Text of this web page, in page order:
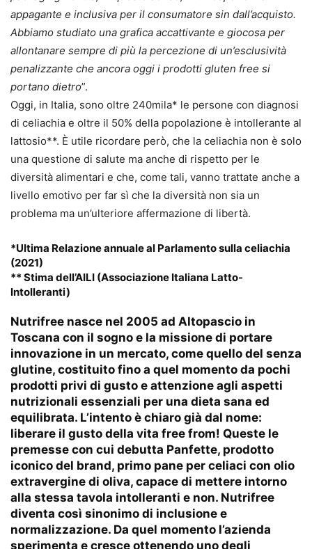
appagante e inclusiva per il consumatore sin dall’acquisto.
Abbiamo studiato una grafica accattivante e giocosa per
allontanare sempre di più la percezione di un’esclusività
penalizzante che ancora oggi i prodotti gluten free si
portano dietro”.
Oggi, in Italia, sono oltre 240mila* le persone con diagnosi
di celiachia e oltre il 50% della popolazione è intollerante al
lattosio**. È utile ricordare però, che la celiachia non è solo
una questione di salute ma anche di rispetto per le
diversità alimentari e che, come tali, vanno trattate anche a
livello emotivo per far sì che la diversità non sia un
problema ma un’ulteriore affermazione di libertà.
*Ultima Relazione annuale al Parlamento sulla celiachia
(2021)
** Stima dell’AILI (Associazione Italiana Latto-
Intolleranti)
Nutrifree nasce nel 2005 ad Altopascio in
Toscana con il sogno e la missione di portare
innovazione in un mercato, come quello del senza
glutine, costituito fino a quel momento da pochi
prodotti privi di gusto e attenzione agli aspetti
nutrizionali essenziali per una dieta sana ed
equilibrata. L’intento è chiaro già dal nome:
liberare il gusto della vita free from! Queste le
premesse con cui debutta Panfette, prodotto
iconico del brand, primo pane per celiaci con olio
extravergine di oliva, capace di mettere intorno
alla stessa tavola intolleranti e non. Nutrifree
diventa così sinonimo di inclusione e
normalizzazione. Da quel momento l’azienda
sperimenta e cresce ottenendo uno degli